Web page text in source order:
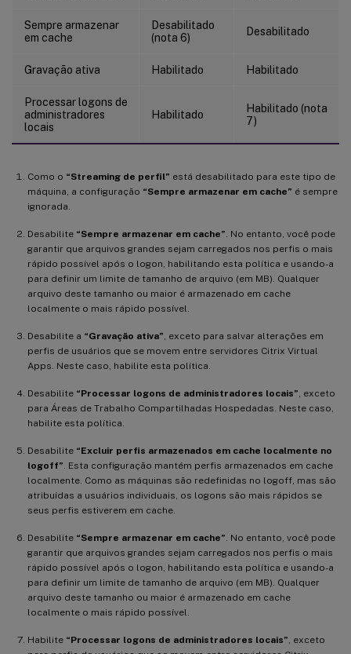
Sempre armazenar
em cache
Desabilitado
(nota 6)
Desabilitado
Gravação ativa Habilitado Habilitado
Processar logons de
administradores
locais
Habilitado
Habilitado (nota
7)
Como o “Streaming de perfil” está desabilitado para este tipo de
máquina, a configuração “Sempre armazenar em cache” é sempre
ignorada.
Desabilite “Sempre armazenar em cache” . No entanto, você pode
garantir que arquivos grandes sejam carregados nos perfis o mais
rápido possível após o logon, habilitando esta política e usando-a
para definir um limite de tamanho de arquivo (em MB). Qualquer
arquivo deste tamanho ou maior é armazenado em cache
localmente o mais rápido possível.
Desabilite a “Gravação ativa” , exceto para salvar alterações em
perfis de usuários que se movem entre servidores Citrix Virtual
Apps. Neste caso, habilite esta política.
Desabilite “Processar logons de administradores locais” , exceto
para Áreas de Trabalho Compartilhadas Hospedadas. Neste caso,
habilite esta política.
Desabilite “Excluir perfis armazenados em cache localmente no
logoff” . Esta configuração mantém perfis armazenados em cache
localmente. Como as máquinas são redefinidas no logoff, mas são
atribuídas a usuários individuais, os logons são mais rápidos se
seus perfis estiverem em cache.
Desabilite “Sempre armazenar em cache” . No entanto, você pode
garantir que arquivos grandes sejam carregados nos perfis o mais
rápido possível após o logon, habilitando esta política e usando-a
para definir um limite de tamanho de arquivo (em MB). Qualquer
arquivo deste tamanho ou maior é armazenado em cache
localmente o mais rápido possível.
Habilite “Processar logons de administradores locais” , exceto